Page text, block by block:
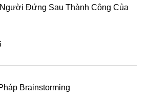
Đứng Sau Thành Công Của
Brainstorming